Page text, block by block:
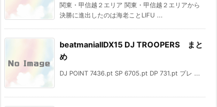
関東・甲信越２エリア 関東・甲信越２エリアから
決勝に進出したのは海老ことLIFU ...
beatmaniaIIDX15 DJ TROOPERS まと
め
DJ POINT 7436.pt SP 6705.pt DP 731.pt プレ ...